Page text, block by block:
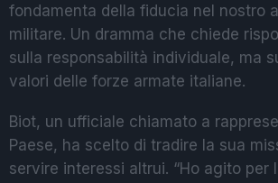
fondamenta della fiducia nel nostro
militare. Un dramma che chiede
sulla responsabilità individuale, ma
valori delle forze armate italiane.
Biot, un ufficiale chiamato a
Paese, ha scelto di tradire la sua
servire interessi altrui. “Ho agito per